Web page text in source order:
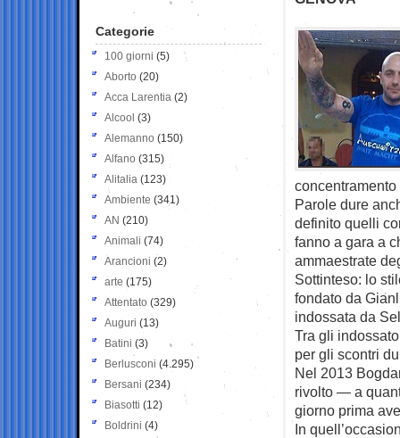
concentramento
Parole dure
definito quelli
fanno a gara a
ammaestrate
Sottinteso: lo
fondato da
indossata da
Tra gli
per gli scontri
Nel 2013
rivolto — a
giorno prima
In
Categorie
100 giorni (5)
Aborto (20)
Acca Larentia (2)
Alcool (3)
Alemanno (150)
Alfano (315)
Alitalia (123)
Ambiente (341)
AN (210)
Animali (74)
Arancioni (2)
arte (175)
Attentato (329)
Auguri (13)
Batini (3)
Berlusconi (4.295)
Bersani (234)
Biasotti (12)
Boldrini (4)